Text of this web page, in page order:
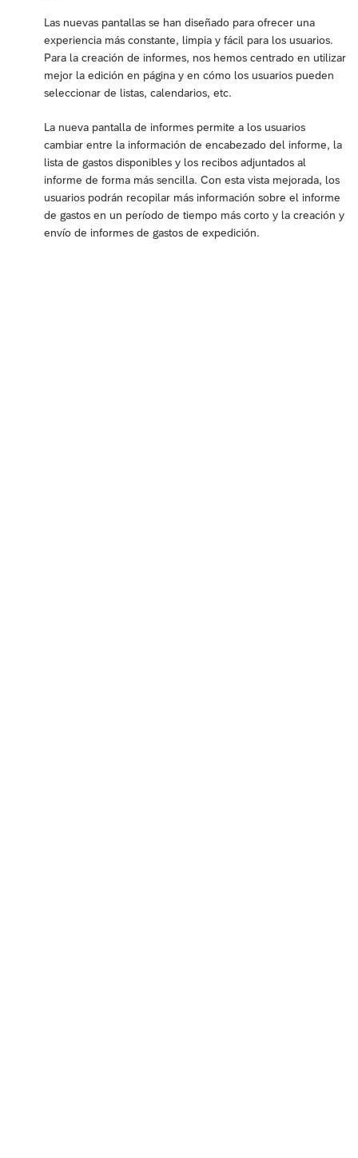
Las nuevas pantallas se han diseñado para ofrecer una
experiencia más constante, limpia y fácil para los usuarios.
Para la creación de informes, nos hemos centrado en utilizar
mejor la edición en página y en cómo los usuarios pueden
seleccionar de listas, calendarios, etc.
La nueva pantalla de informes permite a los usuarios
cambiar entre la información de encabezado del informe, la
lista de gastos disponibles y los recibos adjuntados al
informe de forma más sencilla. Con esta vista mejorada, los
usuarios podrán recopilar más información sobre el informe
de gastos en un período de tiempo más corto y la creación y
envío de informes de gastos de expedición.